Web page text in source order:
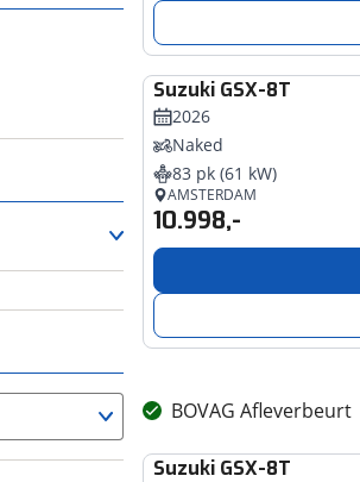
Suzuki GSX-8T
2026
Naked
83 pk (61 kW)
AMSTERDAM
10.998,-
BOVAG Afleverbeurt
Suzuki GSX-8T